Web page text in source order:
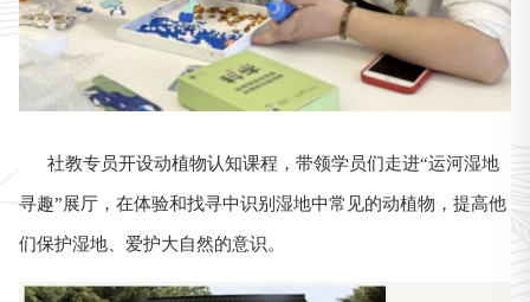
社教专员开设动植物认知课程，带领学员们走进“运河湿地
寻趣”展厅，在体验和找寻中识别湿地中常见的动植物，提高他
们保护湿地、爱护大自然的意识。